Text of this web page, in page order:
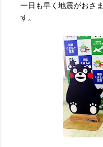
一日も早く地震がおさ
す。